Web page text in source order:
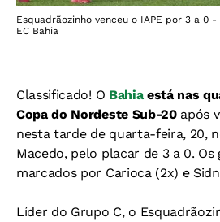
Esquadrãozinho venceu o IAPE por 3 a 0
EC Bahia
Classificado! O Bahiaestá nas
Copa do Nordeste Sub-20após
nesta tarde de quarta-feira, 20,
Macedo, pelo placar de 3 a 0.
marcados por Carioca (2x) e
Líder do Grupo C, o